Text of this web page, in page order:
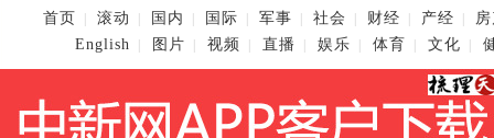
首页 滚动 国内 国际 军事 社会 财经 产经
English
图片 视频 直播 娱乐 体育 文化